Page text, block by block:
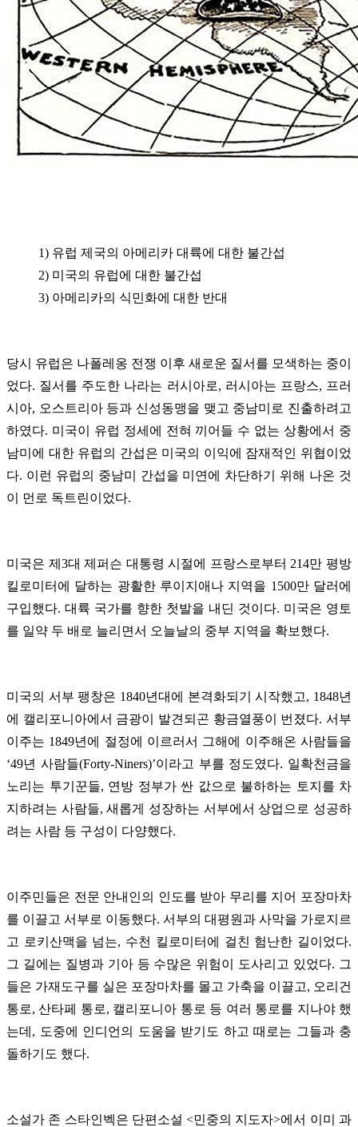
1) 유럽 제국의 아메리카 대륙에 대한 불간섭
2) 미국의 유럽에 대한 불간섭
3) 아메리카의 식민화에 대한 반대
당시 유럽은 나폴레옹 전쟁 이후 새로운 질서를 모색하는 중이
었다. 질서를 주도한 나라는 러시아로, 러시아는 프랑스, 프러
시아, 오스트리아 등과 신성동맹을 맺고 중남미로 진출하려고
하였다. 미국이 유럽 정세에 전혀 끼어들 수 없는 상황에서 중
남미에 대한 유럽의 간섭은 미국의 이익에 잠재적인 위협이었
다. 이런 유럽의 중남미 간섭을 미연에 차단하기 위해 나온 것
이 먼로 독트린이었다.
미국은 제3대 제퍼슨 대통령 시절에 프랑스로부터 214만 평방
킬로미터에 달하는 광활한 루이지애나 지역을 1500만 달러에
구입했다. 대륙 국가를 향한 첫발을 내딘 것이다. 미국은 영토
를 일약 두 배로 늘리면서 오늘날의 중부 지역을 확보했다.
미국의 서부 팽창은 1840년대에 본격화되기 시작했고, 1848년
에 캘리포니아에서 금광이 발견되곤 황금열풍이 번졌다. 서부
이주는 1849년에 절정에 이르러서 그해에 이주해온 사람들을
‘49년 사람들(Forty-Niners)’이라고 부를 정도였다. 일확천금을
노리는 투기꾼들, 연방 정부가 싼 값으로 불하하는 토지를 차
지하려는 사람들, 새롭게 성장하는 서부에서 상업으로 성공하
려는 사람 등 구성이 다양했다.
이주민들은 전문 안내인의 인도를 받아 무리를 지어 포장마차
를 이끌고 서부로 이동했다. 서부의 대평원과 사막을 가로지르
고 로키산맥을 넘는, 수천 킬로미터에 걸친 험난한 길이었다.
그 길에는 질병과 기아 등 수많은 위험이 도사리고 있었다. 그
들은 가재도구를 실은 포장마차를 몰고 가축을 이끌고, 오리건
통로, 산타페 통로, 캘리포니아 통로 등 여러 통로를 지나야 했
는데, 도중에 인디언의 도움을 받기도 하고 때로는 그들과 충
돌하기도 했다.
소설가 존 스타인벡은 단편소설 <민중의 지도자>에서 이미 과